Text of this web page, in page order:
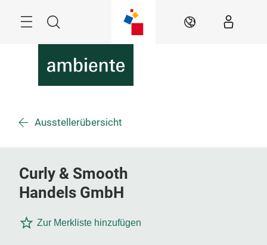
Suche DE
Ausstellerübersicht
Curly & Smooth
Handels GmbH
Zur Merkliste hinzufügen